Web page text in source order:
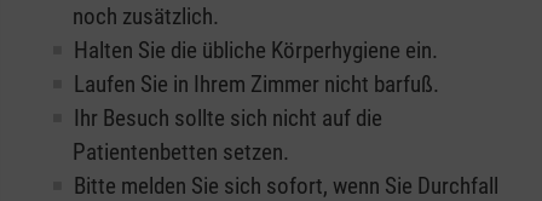
noch zusätzlich.
Halten Sie die übliche Körperhygiene ein.
Laufen Sie in Ihrem Zimmer nicht barfuß.
Ihr Besuch sollte sich nicht auf die
Patientenbetten setzen.
Bitte melden Sie sich sofort, wenn Sie Durchfall